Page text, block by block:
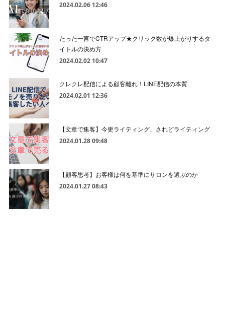
2024.02.06 12:46
たった一言でCTRアップ★クリック数が爆上がりするタ
イトルの決め方
2024.02.02 10:47
クレクレ配信による顧客離れ！LINE配信の本質
2024.02.01 12:36
【文章で集客】今更ライティング、されどライティング
2024.01.28 09:48
【顧客思考】お客様は何を基準にサロンを選ぶのか
2024.01.27 08:43